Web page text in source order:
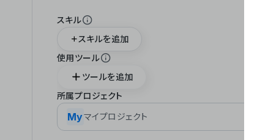
スキル
スキルを追加
使用ツール
ツールを追加
所属プロジェクト
Myマイプロジェクト